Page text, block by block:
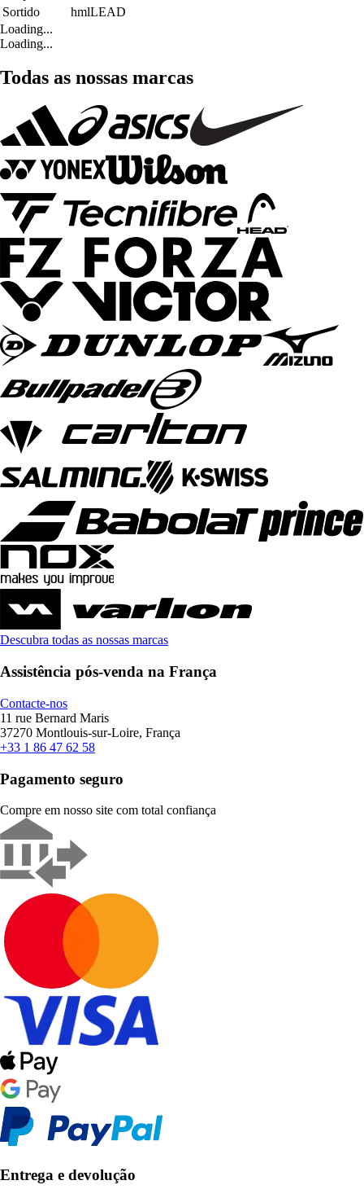
Sortido
hmlLEAD
Loading...
Loading...
Todas as nossas marcas
Descubra todas as nossas marcas
Assistência pós-venda na França
Contacte-nos
11 rue Bernard Maris
37270 Montlouis-sur-Loire, França
+33 1 86 47 62 58
Pagamento seguro
Compre em nosso site com total confiança
Entrega e devolução